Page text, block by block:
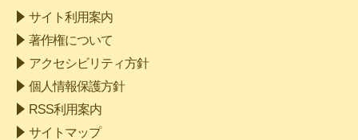
サイト利用案内
著作権について
アクセシビリティ方針
個人情報保護方針
RSS利用案内
サイトマップ